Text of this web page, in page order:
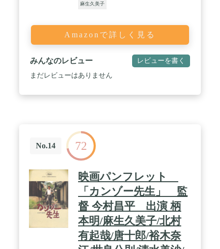
麻生久美子
Amazonで詳しく見る
みんなのレビュー レビューを書く
まだレビューはありません
No.14 72
映画パンフレット
「カンゾー先生」 監
督 今村昌平 出演 柄
本明/麻生久美子/北村
有起哉/唐十郎/裕木奈